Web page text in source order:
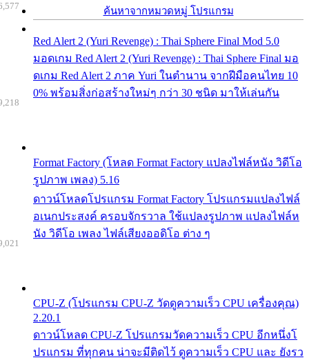
ค้นหาจากหมวดหมู่ โปรแกรม
Red Alert 2 (Yuri Revenge) : Thai Sphere Final Mod 5.0
มอดเกม Red Alert 2 (Yuri Revenge) : Thai Sphere Final มอ
ดเกม Red Alert 2 ภาค Yuri ในตำนาน จากฝีมือคนไทย 10
0% พร้อมสิ่งก่อสร้างใหม่ๆ กว่า 30 ชนิด มาให้เล่นกัน
Format Factory (โหลด Format Factory แปลงไฟล์หนัง วิดีโอ
รูปภาพ เพลง) 5.16
ดาวน์โหลดโปรแกรม Format Factory โปรแกรมแปลงไฟล์
อเนกประสงค์ ครอบจักรวาล ใช้แปลงรูปภาพ แปลงไฟล์ห
นัง วิดีโอ เพลง ไฟล์เสียงออดิโอ ต่าง ๆ
CPU-Z (โปรแกรม CPU-Z วัดดูความเร็ว CPU เครื่องคุณ)
2.20.1
ดาวน์โหลด CPU-Z โปรแกรมวัดความเร็ว CPU อีกหนึ่งโ
ปรแกรม ที่ทุกคน น่าจะมีติดไว้ ดูความเร็ว CPU และ ยังรว